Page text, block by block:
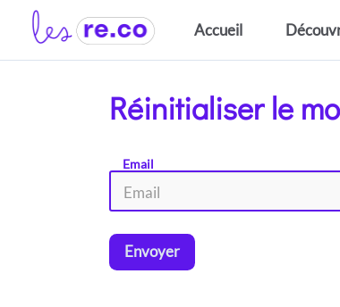
Aller au contenu principal Accueil
Réinitialiser le
Email
Envoyer